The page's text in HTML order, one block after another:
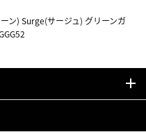
ン) Surge(サージュ) グリーンガ